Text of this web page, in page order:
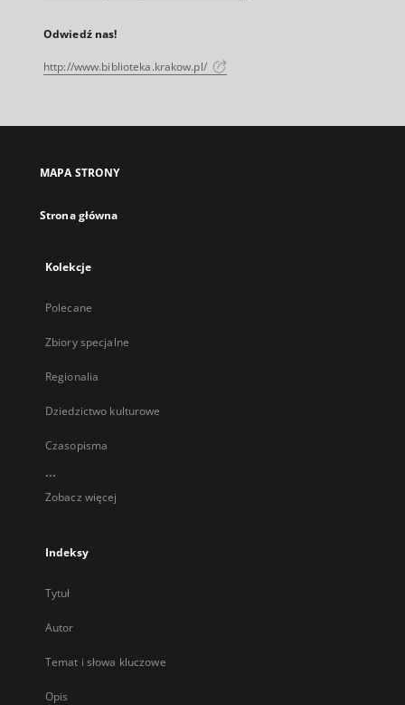
Odwiedź nas!
http://www.biblioteka.krakow.pl/
MAPA STRONY
Strona główna
Kolekcje
Polecane
Zbiory specjalne
Regionalia
Dziedzictwo kulturowe
Czasopisma
...
Zobacz więcej
Indeksy
Tytuł
Autor
Temat i słowa kluczowe
Opis